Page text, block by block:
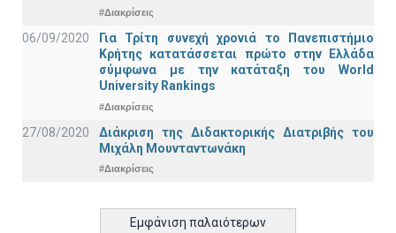
#Διακρίσεις
06/09/2020
Για Τρίτη συνεχή χρονιά το Πανεπιστήμιο
Κρήτης κατατάσσεται πρώτο στην Ελλάδα
σύμφωνα με την κατάταξη του World
University Rankings
#Διακρίσεις
27/08/2020
Διάκριση της Διδακτορικής Διατριβής του
Μιχάλη Μουνταντωνάκη
#Διακρίσεις
Εμφάνιση παλαιότερων